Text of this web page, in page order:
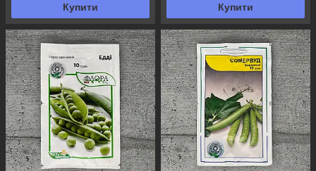
Купити Купити